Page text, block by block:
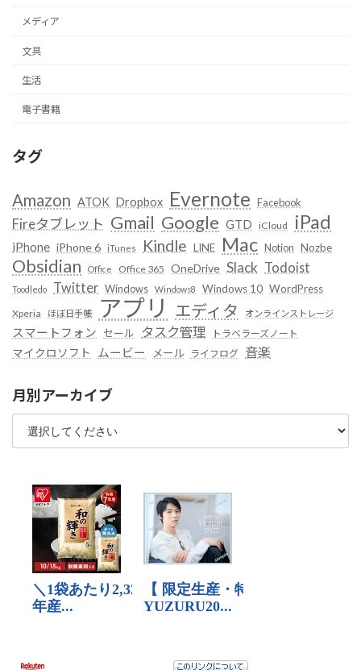
メディア
文具
生活
電子書籍
タグ
Amazon ATOK Dropbox Evernote Facebook
Fireタブレット Gmail Google GTD iCloud iPad
iPhone iPhone 6 iTunes Kindle LINE Mac Notion Nozbe
Obsidian Office Office 365 OneDrive Slack Todoist
Toodledo Twitter Windows Windows8 Windows 10 WordPress
Xperia ほぼ日手帳 アプリ エディタ オンラインストレージ
スマートフォン セール タスク管理 トラベラーズノート
マイクロソフト ムービー メール ライフログ 音楽
月別アーカイブ